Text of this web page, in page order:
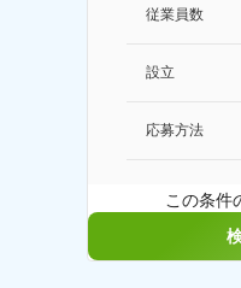
従業員数
設立
応募方法
この条件